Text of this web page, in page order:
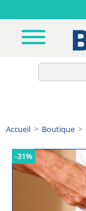
Accueil > Boutique >
-31%